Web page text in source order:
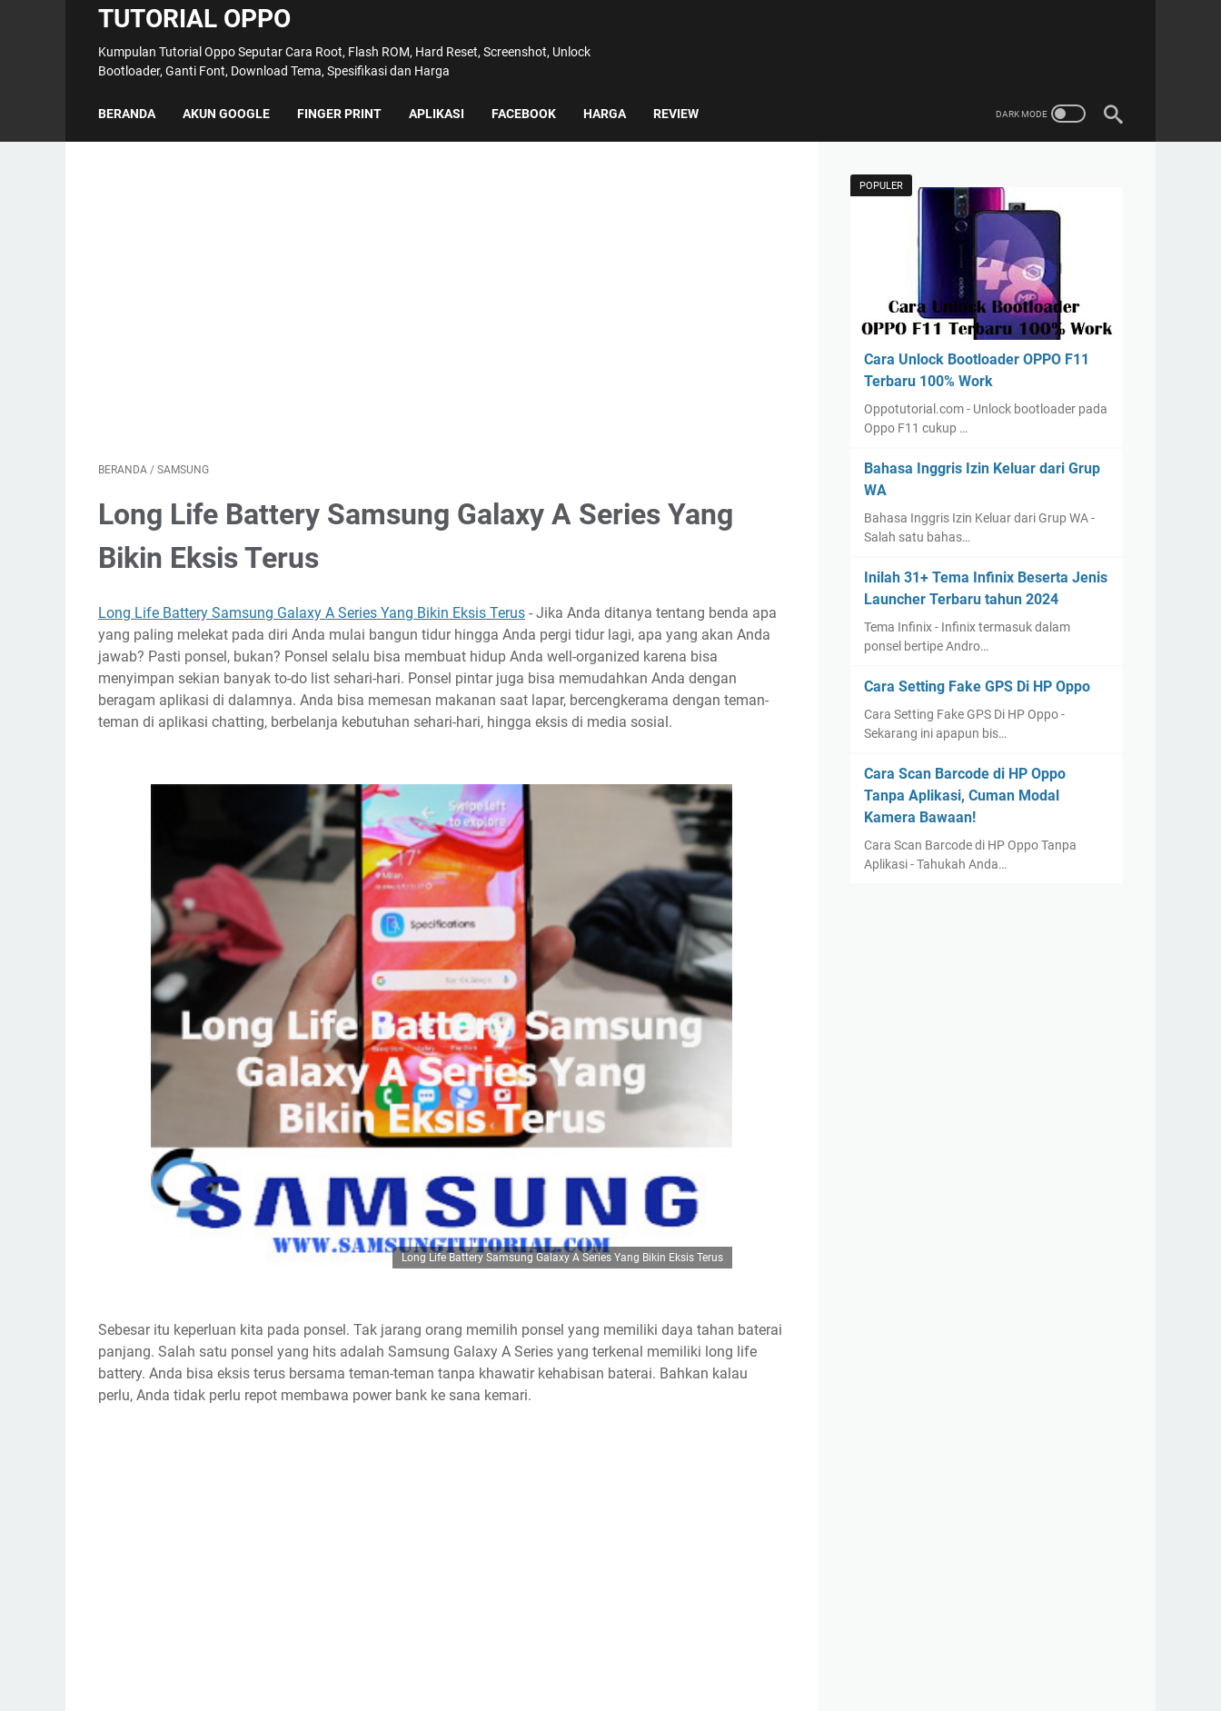
TUTORIAL OPPO
Kumpulan Tutorial Oppo Seputar Cara Root, Flash ROM, Hard Reset, Screenshot, Unlock
Bootloader, Ganti Font, Download Tema, Spesifikasi dan Harga
BERANDA AKUN GOOGLE FINGER PRINT APLIKASI FACEBOOK HARGA REVIEW
BERANDA / SAMSUNG
Long Life Battery Samsung Galaxy A Series Yang
Bikin Eksis Terus
Long Life Battery Samsung Galaxy A Series Yang Bikin Eksis Terus - Jika Anda ditanya tentang benda apa
yang paling melekat pada diri Anda mulai bangun tidur hingga Anda pergi tidur lagi, apa yang akan Anda
jawab? Pasti ponsel, bukan? Ponsel selalu bisa membuat hidup Anda well-organized karena bisa
menyimpan sekian banyak to-do list sehari-hari. Ponsel pintar juga bisa memudahkan Anda dengan
beragam aplikasi di dalamnya. Anda bisa memesan makanan saat lapar, bercengkerama dengan teman-
teman di aplikasi chatting, berbelanja kebutuhan sehari-hari, hingga eksis di media sosial.
Long Life Battery Samsung Galaxy A Series Yang Bikin Eksis Terus
Sebesar itu keperluan kita pada ponsel. Tak jarang orang memilih ponsel yang memiliki daya tahan baterai
panjang. Salah satu ponsel yang hits adalah Samsung Galaxy A Series yang terkenal memiliki long life
battery. Anda bisa eksis terus bersama teman-teman tanpa khawatir kehabisan baterai. Bahkan kalau
perlu, Anda tidak perlu repot membawa power bank ke sana kemari.
POPULER
Cara Unlock Bootloader OPPO F11
Terbaru 100% Work
Oppotutorial.com - Unlock bootloader pada
Oppo F11 cukup …
Bahasa Inggris Izin Keluar dari Grup
WA
Bahasa Inggris Izin Keluar dari Grup WA -
Salah satu bahas…
Inilah 31+ Tema Infinix Beserta Jenis
Launcher Terbaru tahun 2024
Tema Infinix - Infinix termasuk dalam
ponsel bertipe Andro…
Cara Setting Fake GPS Di HP Oppo
Cara Setting Fake GPS Di HP Oppo -
Sekarang ini apapun bis…
Cara Scan Barcode di HP Oppo
Tanpa Aplikasi, Cuman Modal
Kamera Bawaan!
Cara Scan Barcode di HP Oppo Tanpa
Aplikasi - Tahukah Anda…